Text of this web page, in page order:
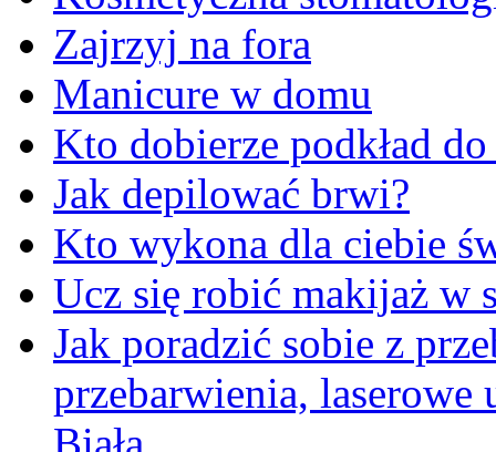
Zajrzyj na fora
Manicure w domu
Kto dobierze podkład
Jak depilować brwi?
Kto wykona dla ciebie
Ucz się robić makijaż w
Jak poradzić sobie z
przebarwienia, laserowe